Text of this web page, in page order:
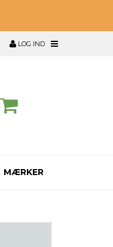
LOG IND
MÆRKER